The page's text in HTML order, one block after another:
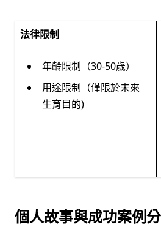
法律限制
年齡限制（30-50歲）
用途限制（僅限於未來
生育目的)
個人故事與成功案例